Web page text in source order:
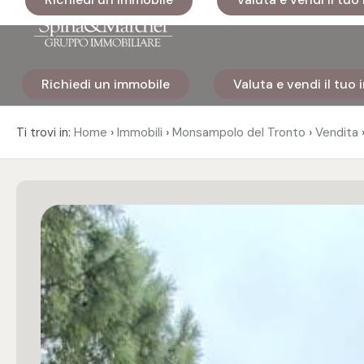
Richiedi un immobile Valuta e vendi il tuo
Ti trovi in: Home › Immobili › Monsampolo del Tronto › Vendita ›
Immobili
I nostri
cantieri
Immobili
di lusso
Cosa
facciamo
Codice
Contratto
Vendita
Affitto
Scegli
dove